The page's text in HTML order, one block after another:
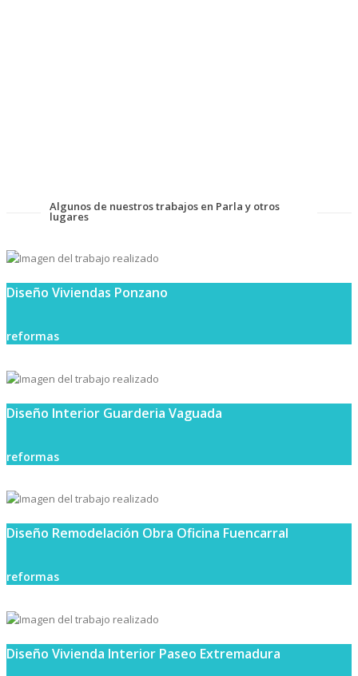
Algunos de nuestros trabajos en Parla y otros
lugares
Diseño Viviendas Ponzano
reformas
Diseño Interior Guarderia Vaguada
reformas
Diseño Remodelación Obra Oficina Fuencarral
reformas
Diseño Vivienda Interior Paseo Extremadura